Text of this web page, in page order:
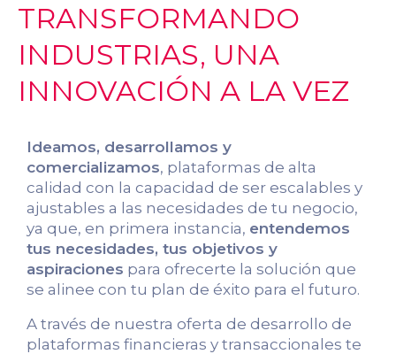
TRANSFORMANDO
INDUSTRIAS, UNA
INNOVACIÓN A LA VEZ
Ideamos, desarrollamos y
comercializamos, plataformas de alta
calidad con la capacidad de ser escalables y
ajustables a las necesidades de tu negocio,
ya que, en primera instancia, entendemos
tus necesidades, tus objetivos y
aspiraciones para ofrecerte la solución que
se alinee con tu plan de éxito para el futuro.
A través de nuestra oferta de desarrollo de
plataformas financieras y transaccionales te